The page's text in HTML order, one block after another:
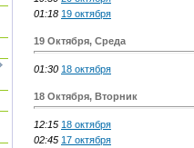
01:18 19 октября
19 Октября, Среда
01:30 18 октября
18 Октября, Вторник
12:15 18 октября
02:45 17 октября